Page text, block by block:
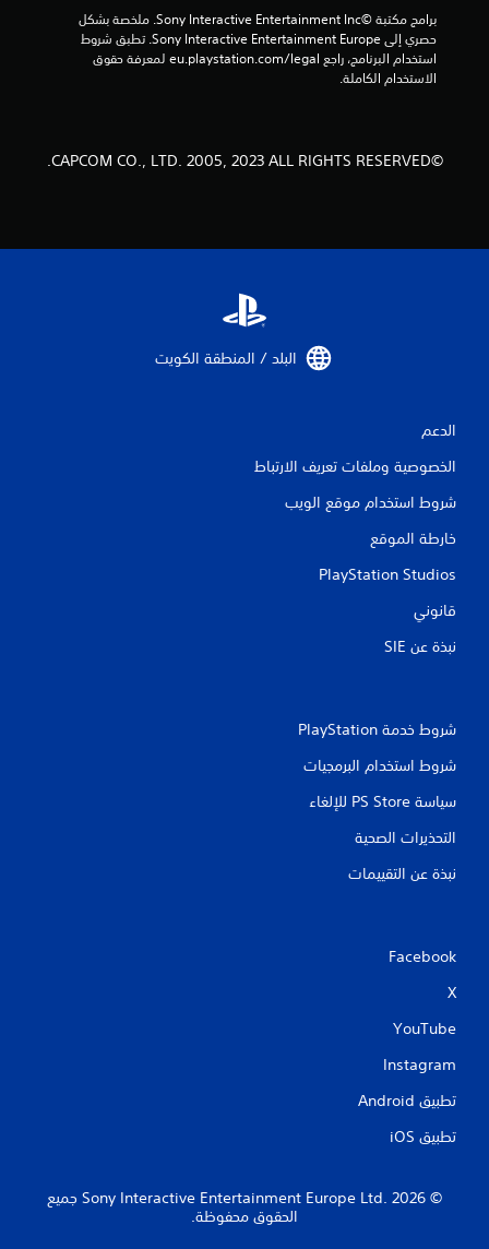
الاستخدام الكاملة.
©CAPCOM CO., LTD. 2005, 2023 ALL RIGHTS RESERVED.
البلد / المنطقة الكويت‏
الدعم
الخصوصية وملفات تعريف الارتباط
شروط استخدام موقع الويب
خارطة الموقع
PlayStation Studios
قانوني
نبذة عن SIE‏
شروط خدمة PlayStation‏
شروط استخدام البرمجيات
سياسة PS Store للإلغاء
التحذيرات الصحية
نبذة عن التقييمات
Facebook
X
YouTube
Instagram
تطبيق Android‏
تطبيق iOS‏
‏© 2026 Sony Interactive Entertainment Europe Ltd.‎ جميع
الحقوق محفوظة.